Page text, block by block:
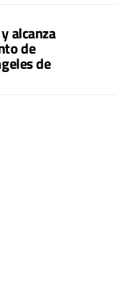
alcanza
de
de